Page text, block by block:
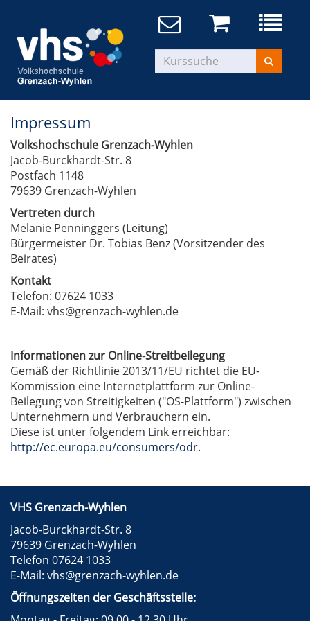
Impressum
Volkshochschule Grenzach-Wyhlen
Jacob-Burckhardt-Str. 8
Postfach 1148
79639 Grenzach-Wyhlen
Vertreten durch
Melanie Penninggers (Leitung)
Bürgermeister Dr. Tobias Benz (Vorsitzender des
Beirates)
Kontakt
Telefon: 07624 1033
E-Mail: vhs@grenzach-wyhlen.de
Informationen zur Online-Streitbeilegung
Gemäß der Richtlinie 2013/11/EU richtet die EU-
Kommission eine Internetplattform zur Online-
Beilegung von Streitigkeiten ("OS-Plattform") zwischen
Unternehmern und Verbrauchern ein.
Diese ist unter folgendem Link erreichbar:
http://ec.europa.eu/consumers/odr.
VHS Grenzach-Wyhlen
Jacob-Burckhardt-Str. 8
79639 Grenzach-Wyhlen
Telefon 07624 1033
E-Mail: vhs@grenzach-wyhlen.de
Öffnungszeiten der Geschäftsstelle: